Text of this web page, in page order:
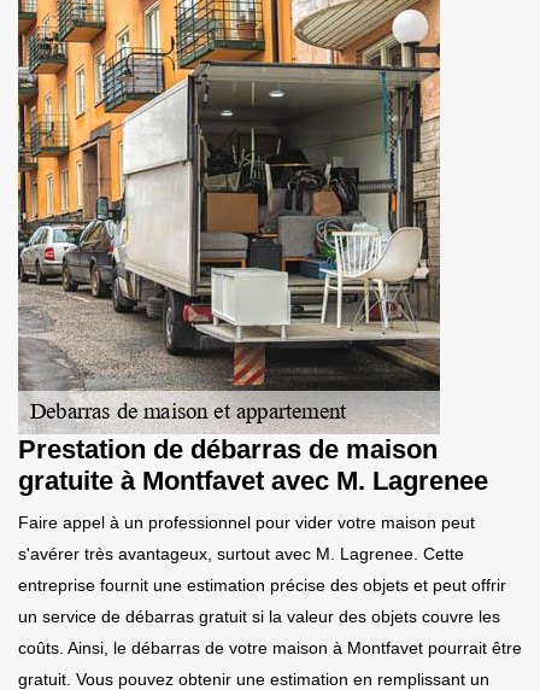
Prestation de débarras de maison
gratuite à Montfavet avec M. Lagrenee
Faire appel à un professionnel pour vider votre maison peut
s'avérer très avantageux, surtout avec M. Lagrenee. Cette
entreprise fournit une estimation précise des objets et peut offrir
un service de débarras gratuit si la valeur des objets couvre les
coûts. Ainsi, le débarras de votre maison à Montfavet pourrait être
gratuit. Vous pouvez obtenir une estimation en remplissant un